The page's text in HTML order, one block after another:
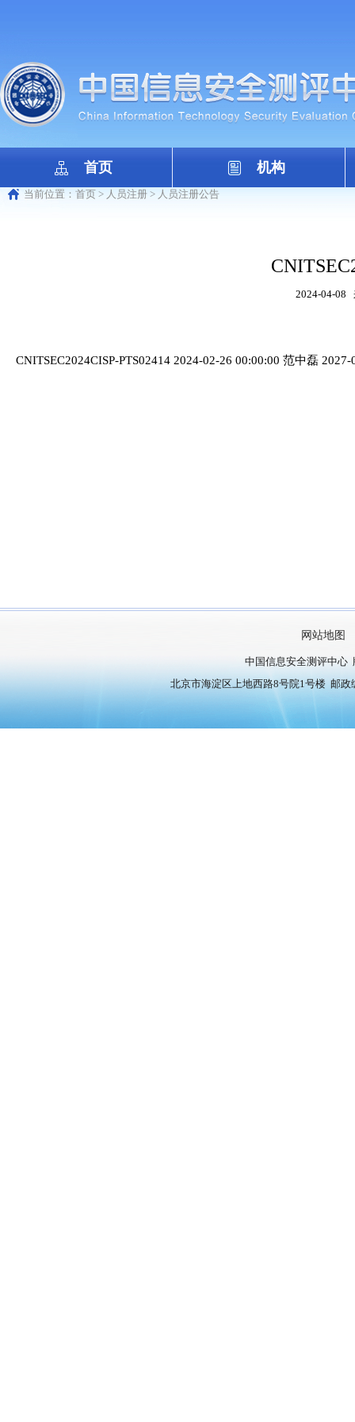
首页 机构
当前位置： 首页 > 人员注册 > 人员注册公告
2024-04-08
CNITSEC2024CISP-PTS02414 2024-02-26 00:00:00 范中磊
网站地图
中国信息安全测评中心
北京市海淀区上地西路8号院1号楼 邮